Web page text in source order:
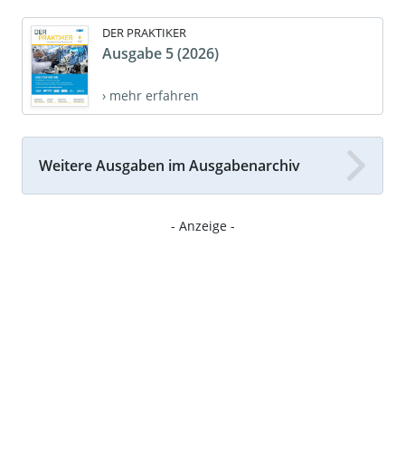
DER PRAKTIKER
Ausgabe 5 (2026)
› mehr erfahren
Weitere Ausgaben im Ausgabenarchiv
- Anzeige -